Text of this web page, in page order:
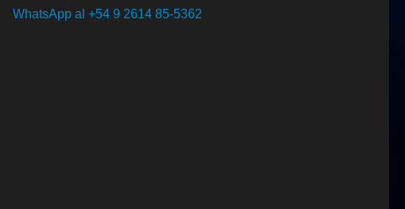
WhatsApp al +54 9 2614 85-5362